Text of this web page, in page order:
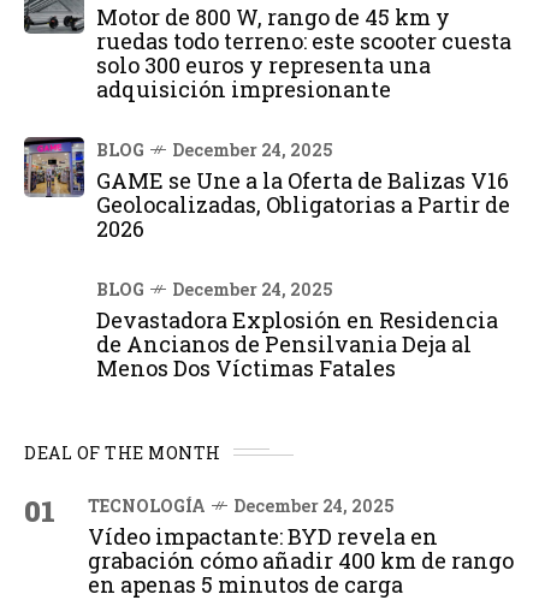
Motor de 800 W, rango de 45 km y
ruedas todo terreno: este scooter cuesta
solo 300 euros y representa una
adquisición impresionante
BLOG December 24, 2025
GAME se Une a la Oferta de Balizas V16
Geolocalizadas, Obligatorias a Partir de
2026
BLOG December 24, 2025
Devastadora Explosión en Residencia
de Ancianos de Pensilvania Deja al
Menos Dos Víctimas Fatales
DEAL OF THE MONTH
01 TECNOLOGÍA December 24, 2025
Vídeo impactante: BYD revela en
grabación cómo añadir 400 km de rango
en apenas 5 minutos de carga